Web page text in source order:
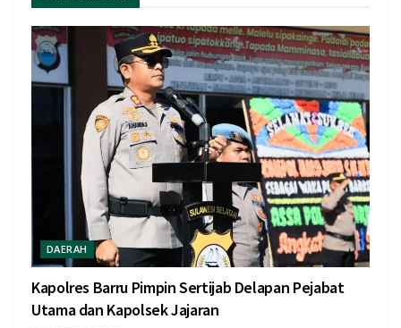
DAERAH
Kapolres Barru Pimpin Sertijab Delapan Pejabat
Utama dan Kapolsek Jajaran